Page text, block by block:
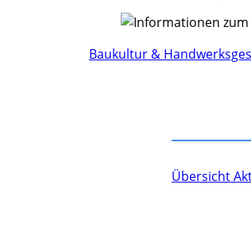
Baukultur &
Übersicht